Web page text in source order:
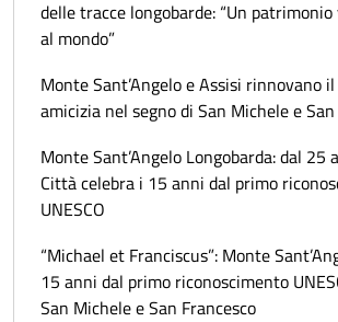
delle tracce longobarde: “Un
al mondo”
Monte Sant’Angelo e Assisi rinnovano
amicizia nel segno di San Michele e
Monte Sant’Angelo Longobarda: dal 25
Città celebra i 15 anni dal primo
UNESCO
“Michael et Franciscus”: Monte
15 anni dal primo riconoscimento
San Michele e San Francesco